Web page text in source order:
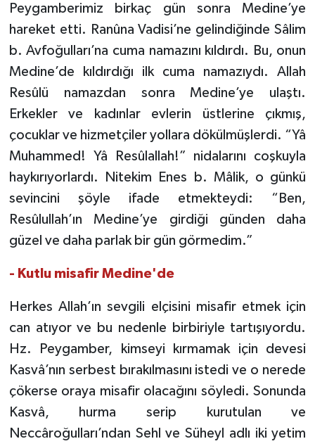
Peygamberimiz birkaç gün sonra Medine’ye
hareket etti. Ranûna Vadisi’ne gelindiğinde Sâlim
b. Avfoğulları’na cuma namazını kıldırdı. Bu, onun
Medine’de kıldırdığı ilk cuma namazıydı. Allah
Resûlü namazdan sonra Medine’ye ulaştı.
Erkekler ve kadınlar evlerin üstlerine çıkmış,
çocuklar ve hizmetçiler yollara dökülmüşlerdi. “Yâ
Muhammed! Yâ Resûlallah!” nidalarını coşkuyla
haykırıyorlardı. Nitekim Enes b. Mâlik, o günkü
sevincini şöyle ifade etmekteydi: “Ben,
Resûlullah’ın Medine’ye girdiği günden daha
güzel ve daha parlak bir gün görmedim.”
- Kutlu misafir Medine'de
Herkes Allah’ın sevgili elçisini misafir etmek için
can atıyor ve bu nedenle birbiriyle tartışıyordu.
Hz. Peygamber, kimseyi kırmamak için devesi
Kasvâ’nın serbest bırakılmasını istedi ve o nerede
çökerse oraya misafir olacağını söyledi. Sonunda
Kasvâ, hurma serip kurutulan ve
Neccâroğulları’ndan Sehl ve Süheyl adlı iki yetim